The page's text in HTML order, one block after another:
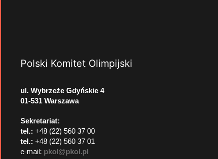
Polski Komitet Olimpijski
ul. Wybrzeże Gdyńskie 4
01-531 Warszawa
Sekretariat:
tel.: +48 (22) 560 37 00
tel.: +48 (22) 560 37 01
e-mail: pkol@pkol.pl